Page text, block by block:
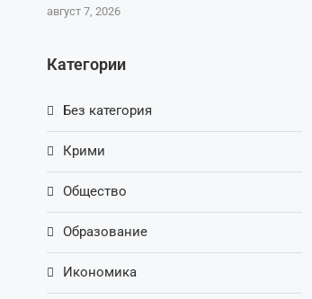
август 7, 2026
Категории
Без категория
Крими
Общество
Образование
Икономика